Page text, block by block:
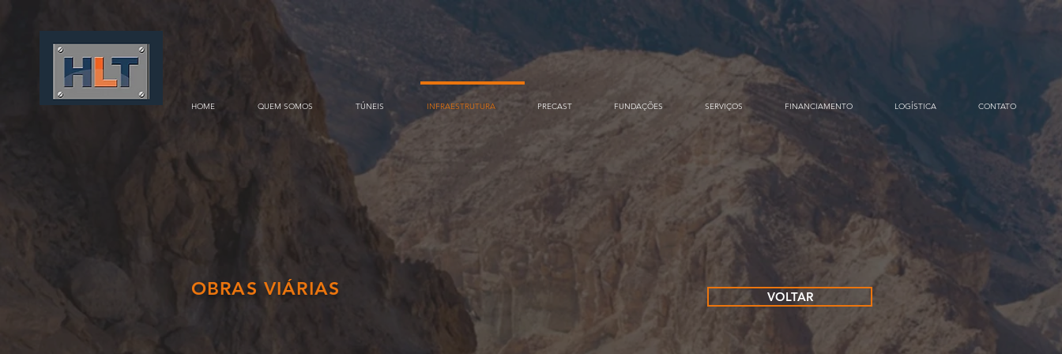
HOME QUEM SOMOS TÚNEIS INFRAESTRUTURA PRECAST FUNDAÇÕES SERVIÇOS FINANCIAMENTO LOGÍSTICA CONTATO
OBRAS VIÁRIAS VOLTAR